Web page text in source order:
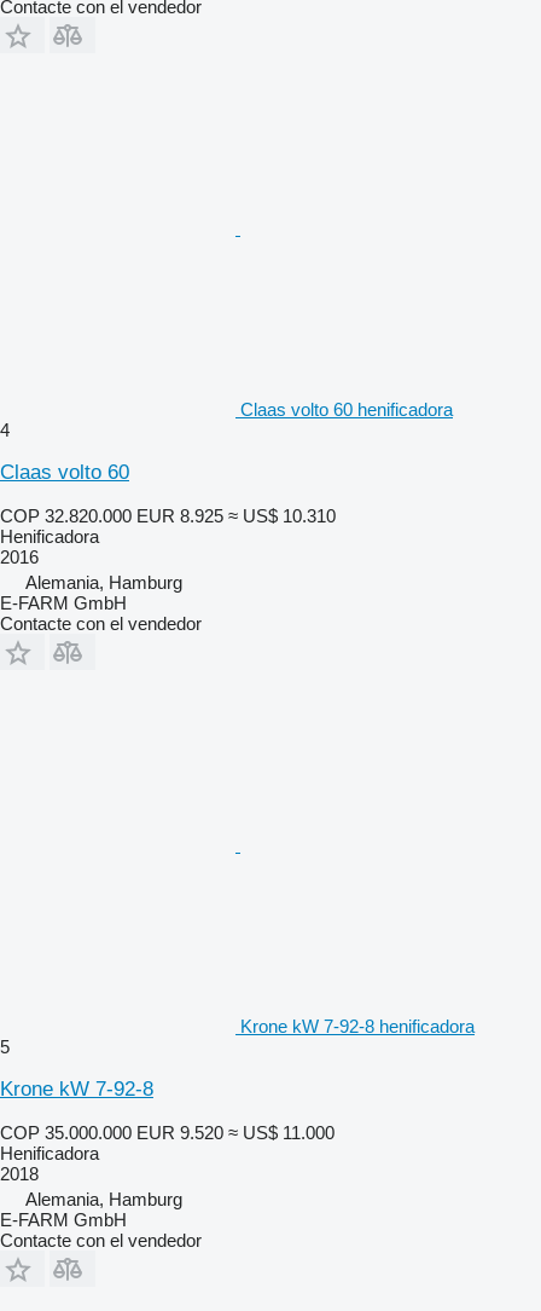
Contacte con el vendedor
Claas volto 60 henificadora
4
Claas volto 60
COP 32.820.000 EUR 8.925 ≈ US$ 10.310
Henificadora
2016
Alemania, Hamburg
E-FARM GmbH
Contacte con el vendedor
Krone kW 7-92-8 henificadora
5
Krone kW 7-92-8
COP 35.000.000 EUR 9.520 ≈ US$ 11.000
Henificadora
2018
Alemania, Hamburg
E-FARM GmbH
Contacte con el vendedor